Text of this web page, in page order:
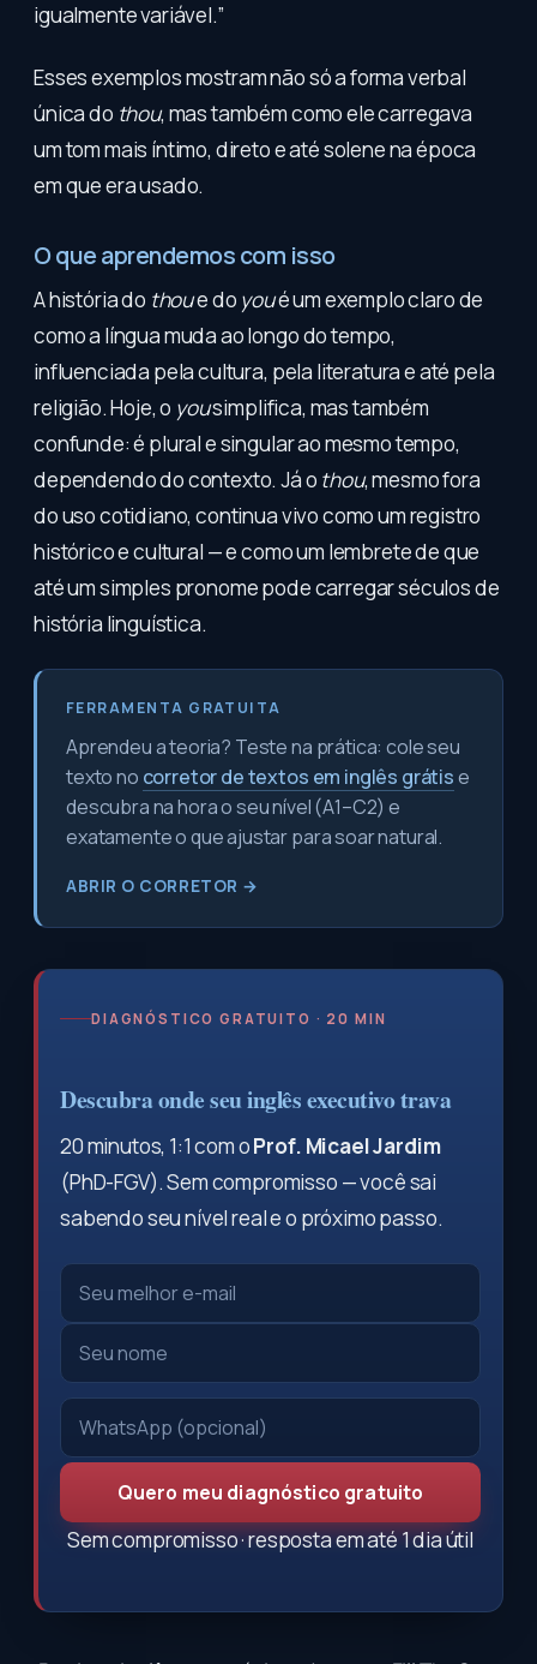
igualmente variável.”
Esses exemplos mostram não só a forma verbal
única do thou, mas também como ele carregava
um tom mais íntimo, direto e até solene na época
em que era usado.
O que aprendemos com isso
A história do thoue do youé um exemplo claro de
como a língua muda ao longo do tempo,
influenciada pela cultura, pela literatura e até pela
religião. Hoje, o yousimplifica, mas também
confunde: é plural e singular ao mesmo tempo,
dependendo do contexto. Já o thou, mesmo fora
do uso cotidiano, continua vivo como um registro
histórico e cultural — e como um lembrete de que
até um simples pronome pode carregar séculos de
história linguística.
FERRAMENTA GRATUITA
Aprendeu a teoria? Teste na prática: cole seu
texto no corretor de textos em inglês grátise
descubra na hora o seu nível (A1–C2) e
exatamente o que ajustar para soar natural.
ABRIR O CORRETOR →
DIAGNÓSTICO GRATUITO · 20 MIN
Descubra onde seu inglês executivo trava
20 minutos, 1:1 com oProf. Micael Jardim
(PhD-FGV). Sem compromisso — você sai
sabendo seu nível real e o próximo passo.
Quero meu diagnóstico gratuito
Sem compromisso · resposta em até 1 dia útil